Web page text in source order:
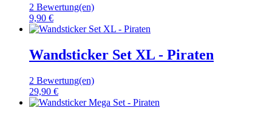
2 Bewertung(en)
9,90 €
Wandsticker Set XL - Piraten
2 Bewertung(en)
29,90 €